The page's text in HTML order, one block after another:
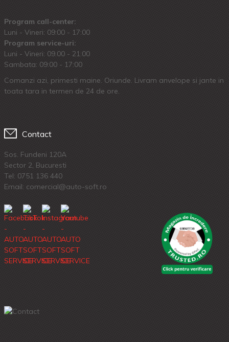
Program call-center:
Luni - Vineri: 09:00 - 17:00
Program service-uri:
Luni - Vineri: 09.00 - 21:00
Sambata: 09:00 - 17:00
Comanzi azi, primesti maine. Oriunde. Livram anvelope si jante in
toata tara in termen de 24 de ore.
Contact
Sos. Fundeni 120A
Sector 2, Bucuresti
Tel: 0751 136 440
Email: comercial@auto-soft.ro